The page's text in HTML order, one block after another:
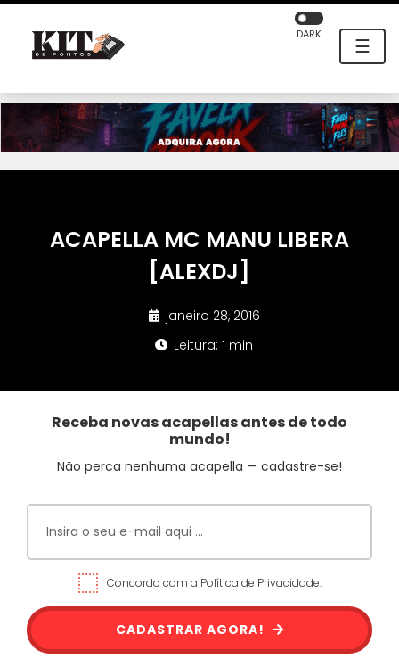
☰
DARK
ACAPELLA MC MANU LIBERA
[ALEXDJ]
janeiro 28, 2016
Leitura: 1 min
Receba novas acapellas antes de todo
mundo!
Não perca nenhuma acapella — cadastre-se!
Concordo com a Política de Privacidade.
CADASTRAR AGORA!